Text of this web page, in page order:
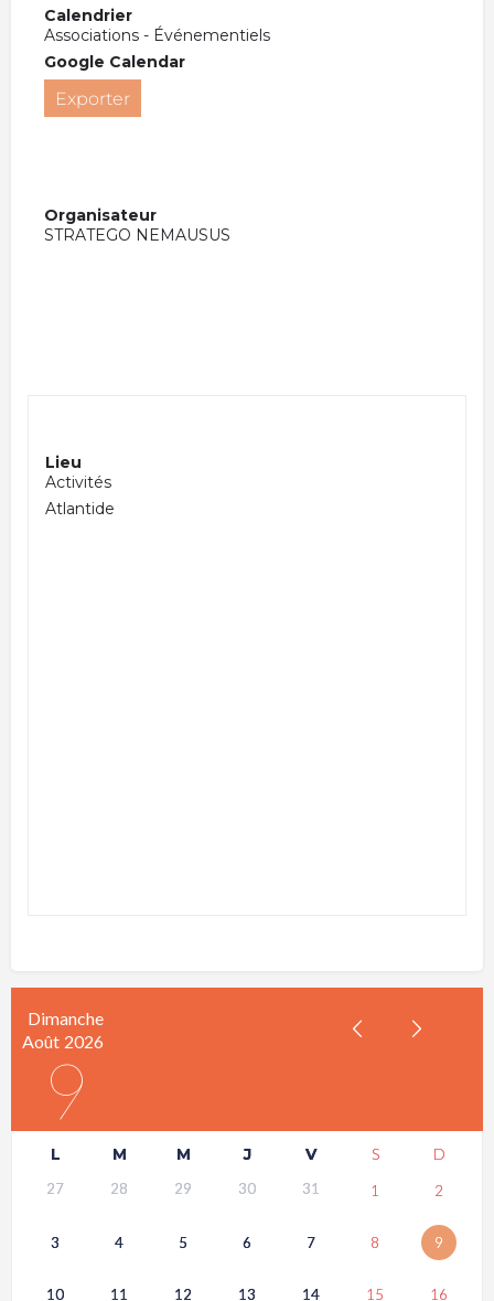
Calendrier
Associations - Événementiels
Google Calendar
Exporter
Organisateur
STRATEGO NEMAUSUS
Lieu
Activités
Atlantide
Dimanche
Août 2026
9
L M M J V S D
27 28 29 30 31 1 2
3 4 5 6 7 8 9
10 11 12 13 14 15 16